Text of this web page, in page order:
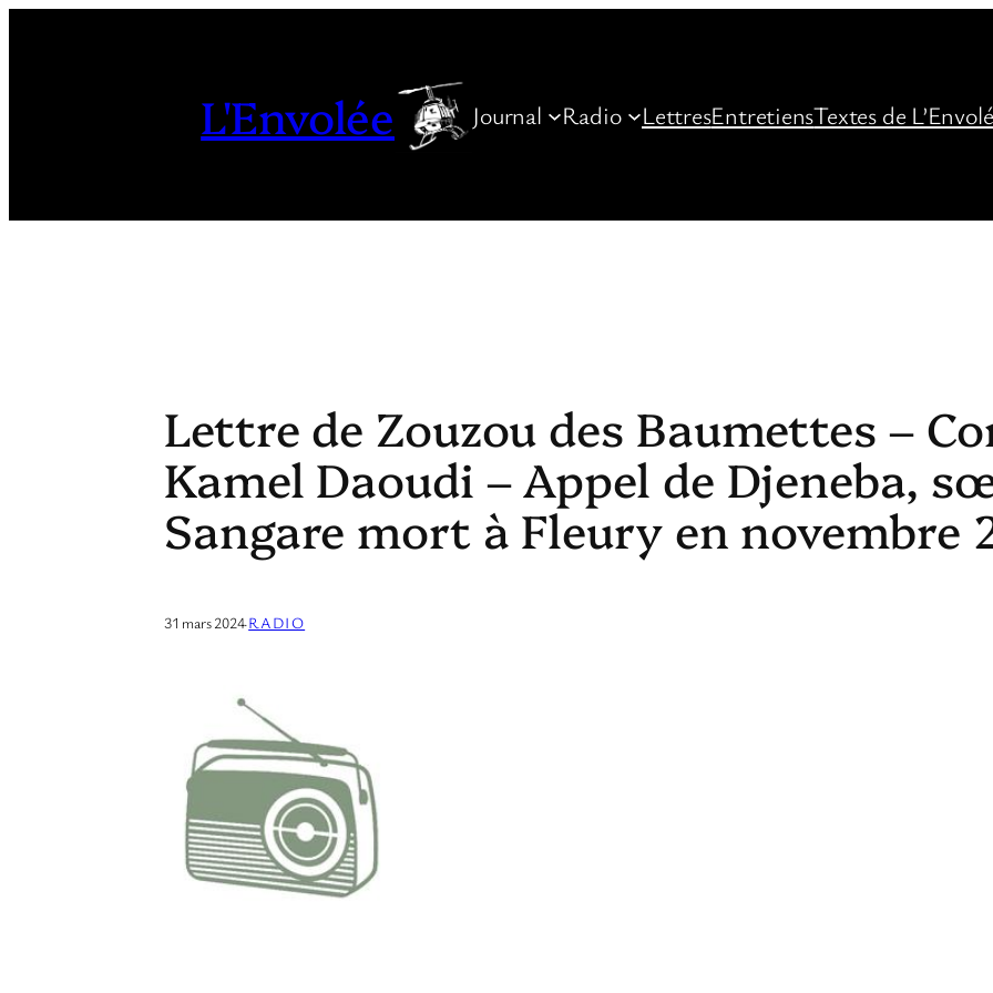
L'Envolée Journal Radio LettresEntretiensTextes de
Lettre de Zouzou des Baumettes –
Kamel Daoudi – Appel de Djeneba,
Sangare mort à Fleury en novembre
31 mars 2024·RADIO